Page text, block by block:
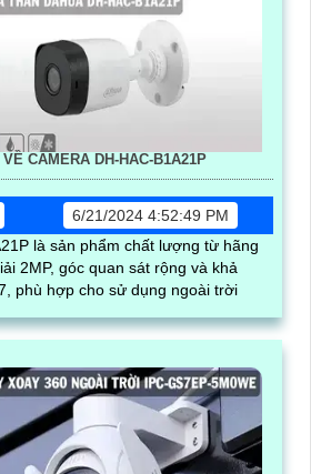
CAMERA DH-HAC-B1A21P
6/21/2024 4:52:49 PM
là sản phẩm chất lượng từ hãng
phù hợp cho sử dụng ngoài trời